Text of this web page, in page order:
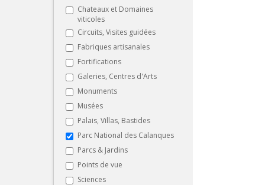
Chateaux et Domaines
viticoles
Circuits, Visites guidées
Fabriques artisanales
Fortifications
Galeries, Centres d'Arts
Monuments
Musées
Palais, Villas, Bastides
Parc National des Calanques
Parcs & Jardins
Points de vue
Sciences